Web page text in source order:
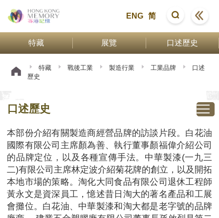
ENG 简
特藏 展覽 口述歷史
特藏 戰後工業 製造行業 工業品牌
口述
歷史
口述歷史
本部份介紹有關製造商經營品牌的訪談片段。白花油
國際有限公司主席顏為善、執行董事顏福偉介紹公司
的品牌定位，以及各種宣傳手法。中華製漆(一九三
二)有限公司主席林定波介紹菊花牌的創立，以及開拓
本地市場的策略。淘化大同食品有限公司退休工程師
黃永文是資深員工，憶述昔日淘大的著名產品和工展
會攤位。白花油、中華製漆和淘大都是老字號的品牌